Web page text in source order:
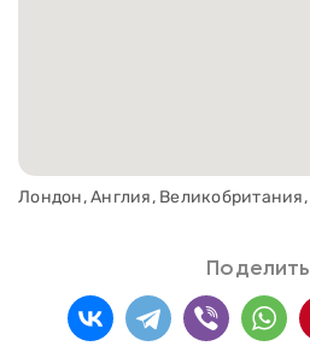
Лондон, Англия, Великобритания,